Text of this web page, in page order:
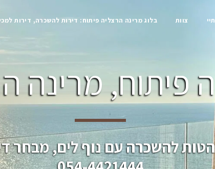
צוות בלוג מרינה הרצליה פיתוח: דירות להשכרה, דירות
פיתוח, מרינה
להשכרה עם נוף לים, מבחר